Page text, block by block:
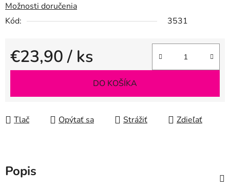
Možnosti doručenia
Kód:
3531
€23,90/ ks
Jednotková cena:
DO KOŠÍKA
Tlač Opýtať sa Strážiť Zdieľať
Popis